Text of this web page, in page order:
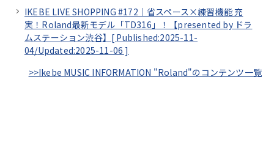
IKEBE LIVE SHOPPING #172｜省スペース×練習機能 充
実！Roland最新モデル「TD316」！【presented by ドラ
ムステーション渋谷】[ Published:2025-11-
04/Updated:2025-11-06 ]
>>Ikebe MUSIC INFORMATION "Roland"のコンテンツ一覧